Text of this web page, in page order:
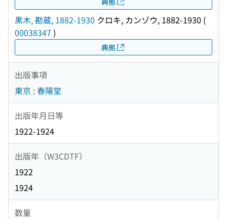
黒木, 勘蔵, 1882-1930 クロキ, カンゾウ, 1882-1930 (
00038347 )
典拠
出版事項
東京 : 春陽堂
出版年月日等
1922-1924
出版年（W3CDTF）
1922
1924
数量